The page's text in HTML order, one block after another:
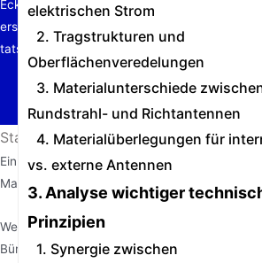
Ecke steht, oder den Antennen, die sich wie
erstrecken, Beachtung. Diese scheinbar
tatsächlich entscheidende Faktoren für…
Startseite / Nachrichten / Router-
elektrischen Strom
2. Tragstrukturen und
Oberflächenveredelungen
3. Materialunterschiede
Rundstrahl- und Richtantennen
4. Materialüberlegungen für
vs. externe Antennen
3. Analyse wichtiger
Prinzipien
1. Synergie zwischen
Ein umfassender Leitfaden zu Router-
Materialwissenschaft zur Signaloptimierung
Wenn wir die Bequemlichkeit drahtloser
Büro genießen, schenken nur wenige von